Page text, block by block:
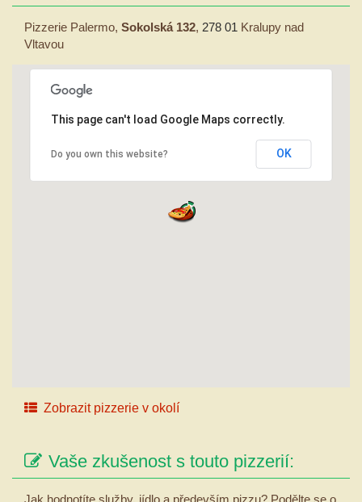
Pizzerie Palermo, Sokolská 132, 278 01 Kralupy nad
Vltavou
This page can't load Google Maps correctly.
Do you own this website? OK
Zobrazit pizzerie v okolí
Vaše zkušenost s touto pizzerií:
Jak hodnotíte služby, jídlo a především pizzu? Podělte se o